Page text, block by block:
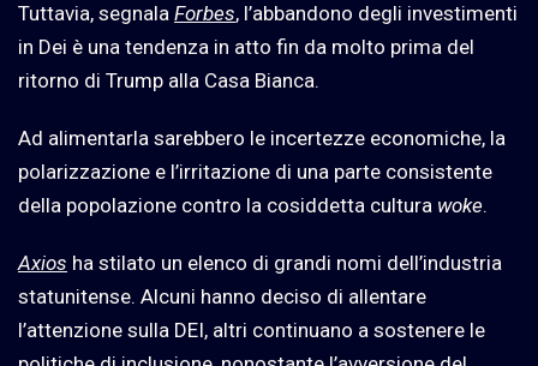
Tuttavia, segnala Forbes, l’abbandono degli investimenti
in Dei è una tendenza in atto fin da molto prima del
ritorno di Trump alla Casa Bianca.
Ad alimentarla sarebbero le incertezze economiche, la
polarizzazione e l’irritazione di una parte consistente
della popolazione contro la cosiddetta cultura woke.
Axios ha stilato un elenco di grandi nomi dell’industria
statunitense. Alcuni hanno deciso di allentare
l’attenzione sulla DEI, altri continuano a sostenere le